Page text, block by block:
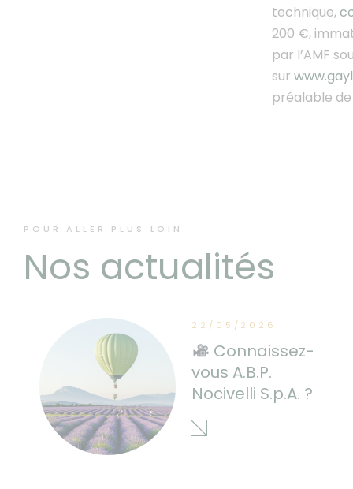
technique,
200 €,
par l’AMF
sur
préalable de
POUR ALLER PLUS LOIN
Nos actualités
22/05/2026
Connaissez-
vous A.B.P.
Nocivelli S.p.A. ?